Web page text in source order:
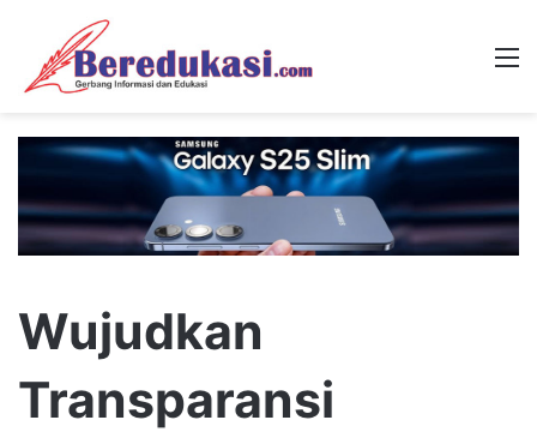
Wujudkan
Transparansi